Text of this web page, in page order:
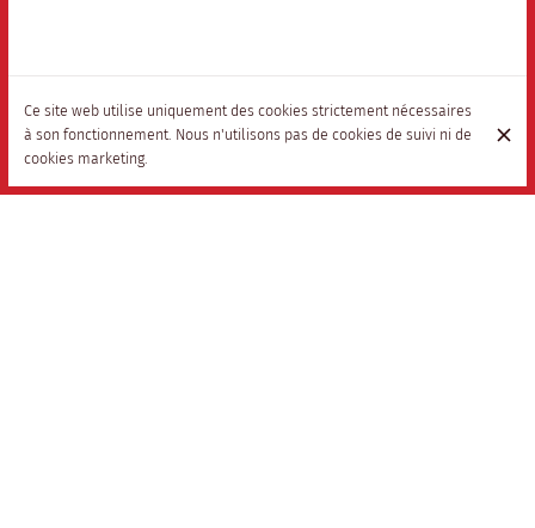
Ce site web utilise uniquement des cookies strictement nécessaires
à son fonctionnement. Nous n'utilisons pas de cookies de suivi ni de
cookies marketing.